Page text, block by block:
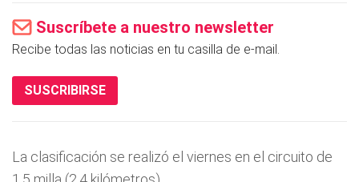
Suscríbete a nuestro newsletter
Recibe todas las noticias en tu casilla de e-mail.
SUSCRIBIRSE
La clasificación se realizó el viernes en el circuito de